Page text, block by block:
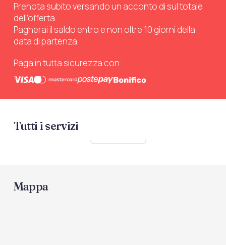
Prenota subito versando un acconto di sul totale
dell’offerta.
Pagherai il saldo entro e non oltre 10 giorni della
data di partenza.
Paga in tutta sicurezza con:
Tutti i servizi
Mappa